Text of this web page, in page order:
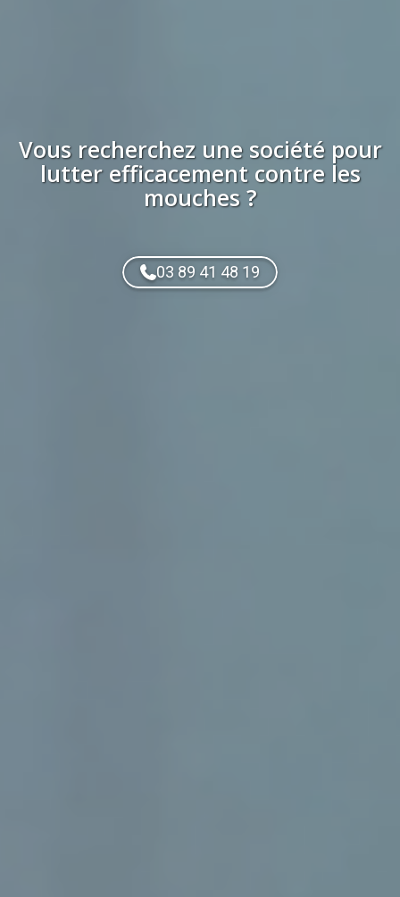
Vous recherchez une sociétépour
lutter efficacement contre les
mouches?
03 89 41 48 19